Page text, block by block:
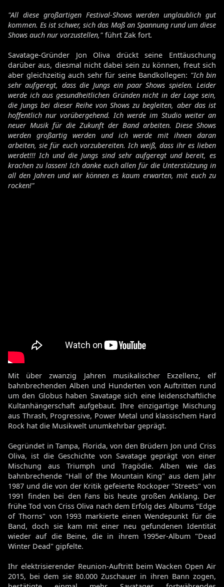
"All diese großartigen Festival-Shows werden unglaublich gut
kommen. Es ist schwer, sich das Maß an Spannung rund um diese
Shows auch nur vorzustellen," führt Zak fort.
Savatage-Gründer Jon Oliva drückt seine Enttäuschung
darüber aus, diesmal nicht dabei sein zu können, freut sich
aber gleichzeitig auch sehr für seine Bandkollegen: "Ich bin
sehr aufgeregt, dass die Jungs ein paar Shows spielen. Leider
werde ich aus gesundheitlichen Gründen nicht in der Lage sein,
die Jungs bei dieser Reihe von Shows zu begleiten, aber das ist
hoffentlich nur vorübergehend. Ich werde im Studio weiter an
neuer Musik für die Zukunft der Band arbeiten. Diese Shows
werden großartig werden und ich werde mit ihnen daran
arbeiten, sie für euch vorzubereiten. Ich weiß, dass ihr es lieben
werdet!!! Ich und die Jungs sind sehr aufgeregt und bereit, es
krachen zu lassen! Ich danke euch allen für die Unterstützung in
all den Jahren und wir können es kaum erwarten, mit euch zu
rocken!"
Mit über zwanzig Jahren musikalischer Exzellenz, elf
bahnbrechenden Alben und Hunderten von Auftritten rund
um den Globus haben Savatage sich eine leidenschaftliche
Kultanhängerschaft aufgebaut. Ihre einzigartige Mischung
aus Thrash, Progressive, Power Metal und klassischem Hard
Rock hat die Musikwelt unumkehrbar geprägt.
Gegründet in Tampa, Florida, von den Brüdern Jon und Criss
Oliva, ist die Geschichte von Savatage geprägt von einer
Mischung aus Triumph und Tragödie. Alben wie das
bahnbrechende "Hall of the Mountain King" aus dem Jahr
1987 und die von der Kritik gefeierte Rockoper "Streets" von
1991 finden bei den Fans bis heute großen Anklang. Der
frühe Tod von Criss Oliva nach dem Erfolg des Albums "Edge
of Thorns" von 1993 markierte einen Wendepunkt für die
Band, doch sie kam mit einer neu gefundenen Identität
wieder auf die Beine, die in ihrem 1995er-Album "Dead
Winter Dead" gipfelte.
Ihr elektrisierender Reunion-Auftritt beim Wacken Open Air
2015, bei dem sie 80.000 Zuschauer in ihren Bann zogen,